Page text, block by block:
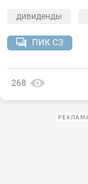
дивиденды
ПИК СЗ
268
РЕКЛАМА